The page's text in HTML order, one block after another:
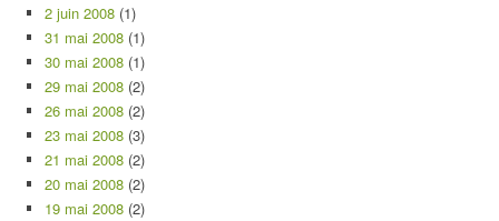
2 juin 2008 (1)
31 mai 2008 (1)
30 mai 2008 (1)
29 mai 2008 (2)
26 mai 2008 (2)
23 mai 2008 (3)
21 mai 2008 (2)
20 mai 2008 (2)
19 mai 2008 (2)